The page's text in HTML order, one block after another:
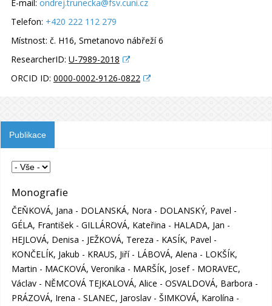
E-mail: ondrej.trunecka@fsv.cuni.cz
Telefon: +420 222 112 279
Místnost: č. H16, Smetanovo nábřeží 6
ResearcherID: U-7989-2018
ORCID ID: 0000-0002-9126-0822
Publikace
Monografie
ČEŇKOVÁ, Jana - DOLANSKÁ, Nora - DOLANSKÝ, Pavel -
GÉLA, František - GILLÁROVÁ, Kateřina - HALADA, Jan -
HEJLOVÁ, Denisa - JEŽKOVÁ, Tereza - KASÍK, Pavel -
KONČELÍK, Jakub - KRAUS, Jiří - LÁBOVÁ, Alena - LOKŠÍK,
Martin - MACKOVÁ, Veronika - MARŠÍK, Josef - MORAVEC,
Václav - NĚMCOVÁ TEJKALOVÁ, Alice - OSVALDOVÁ, Barbora -
PRÁZOVÁ, Irena - SLANEC, Jaroslav - ŠIMKOVÁ, Karolína -